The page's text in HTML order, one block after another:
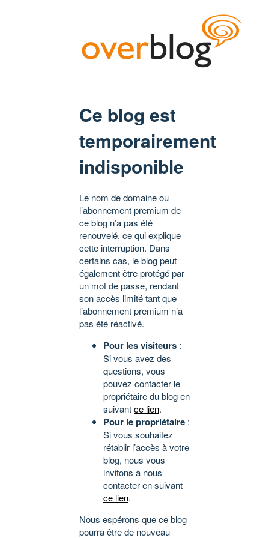
Ce blog est
temporairement
indisponible
Le nom de domaine ou
l’abonnement premium de
ce blog n’a pas été
renouvelé, ce qui explique
cette interruption. Dans
certains cas, le blog peut
également être protégé par
un mot de passe, rendant
son accès limité tant que
l’abonnement premium n’a
pas été réactivé.
Pour les visiteurs :
Si vous avez des
questions, vous
pouvez contacter le
propriétaire du blog en
suivantce lien.
Pour le propriétaire :
Si vous souhaitez
rétablir l’accès à votre
blog, nous vous
invitons à nous
contacter en suivant
ce lien.
Nous espérons que ce blog
pourra être de nouveau